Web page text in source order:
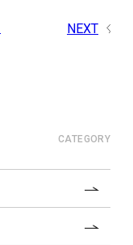
CATEGORY
NEXT